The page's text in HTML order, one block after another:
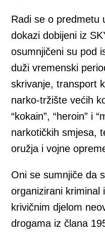
Radi se o predmetu
dokazi dobijeni iz
osumnjičeni su pod
duži vremenski
skrivanje, transport
narko-tržište većih
“kokain”, “heroin” i
narkotičkih smjesa,
oružja i vojne
Oni se sumnjiče da
organizirani kriminal
krivičnim djelom
drogama iz člana